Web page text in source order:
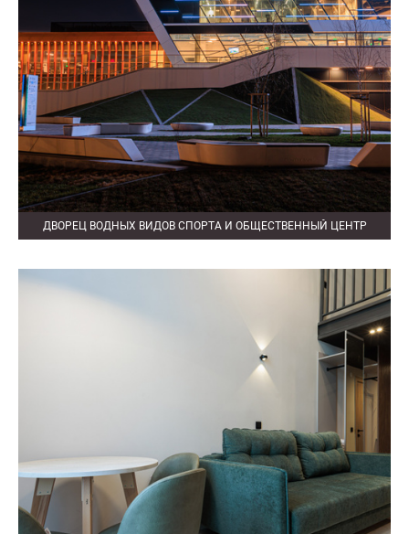
ДВОРЕЦ ВОДНЫХ ВИДОВ СПОРТА И ОБЩЕСТВЕННЫЙ ЦЕНТР